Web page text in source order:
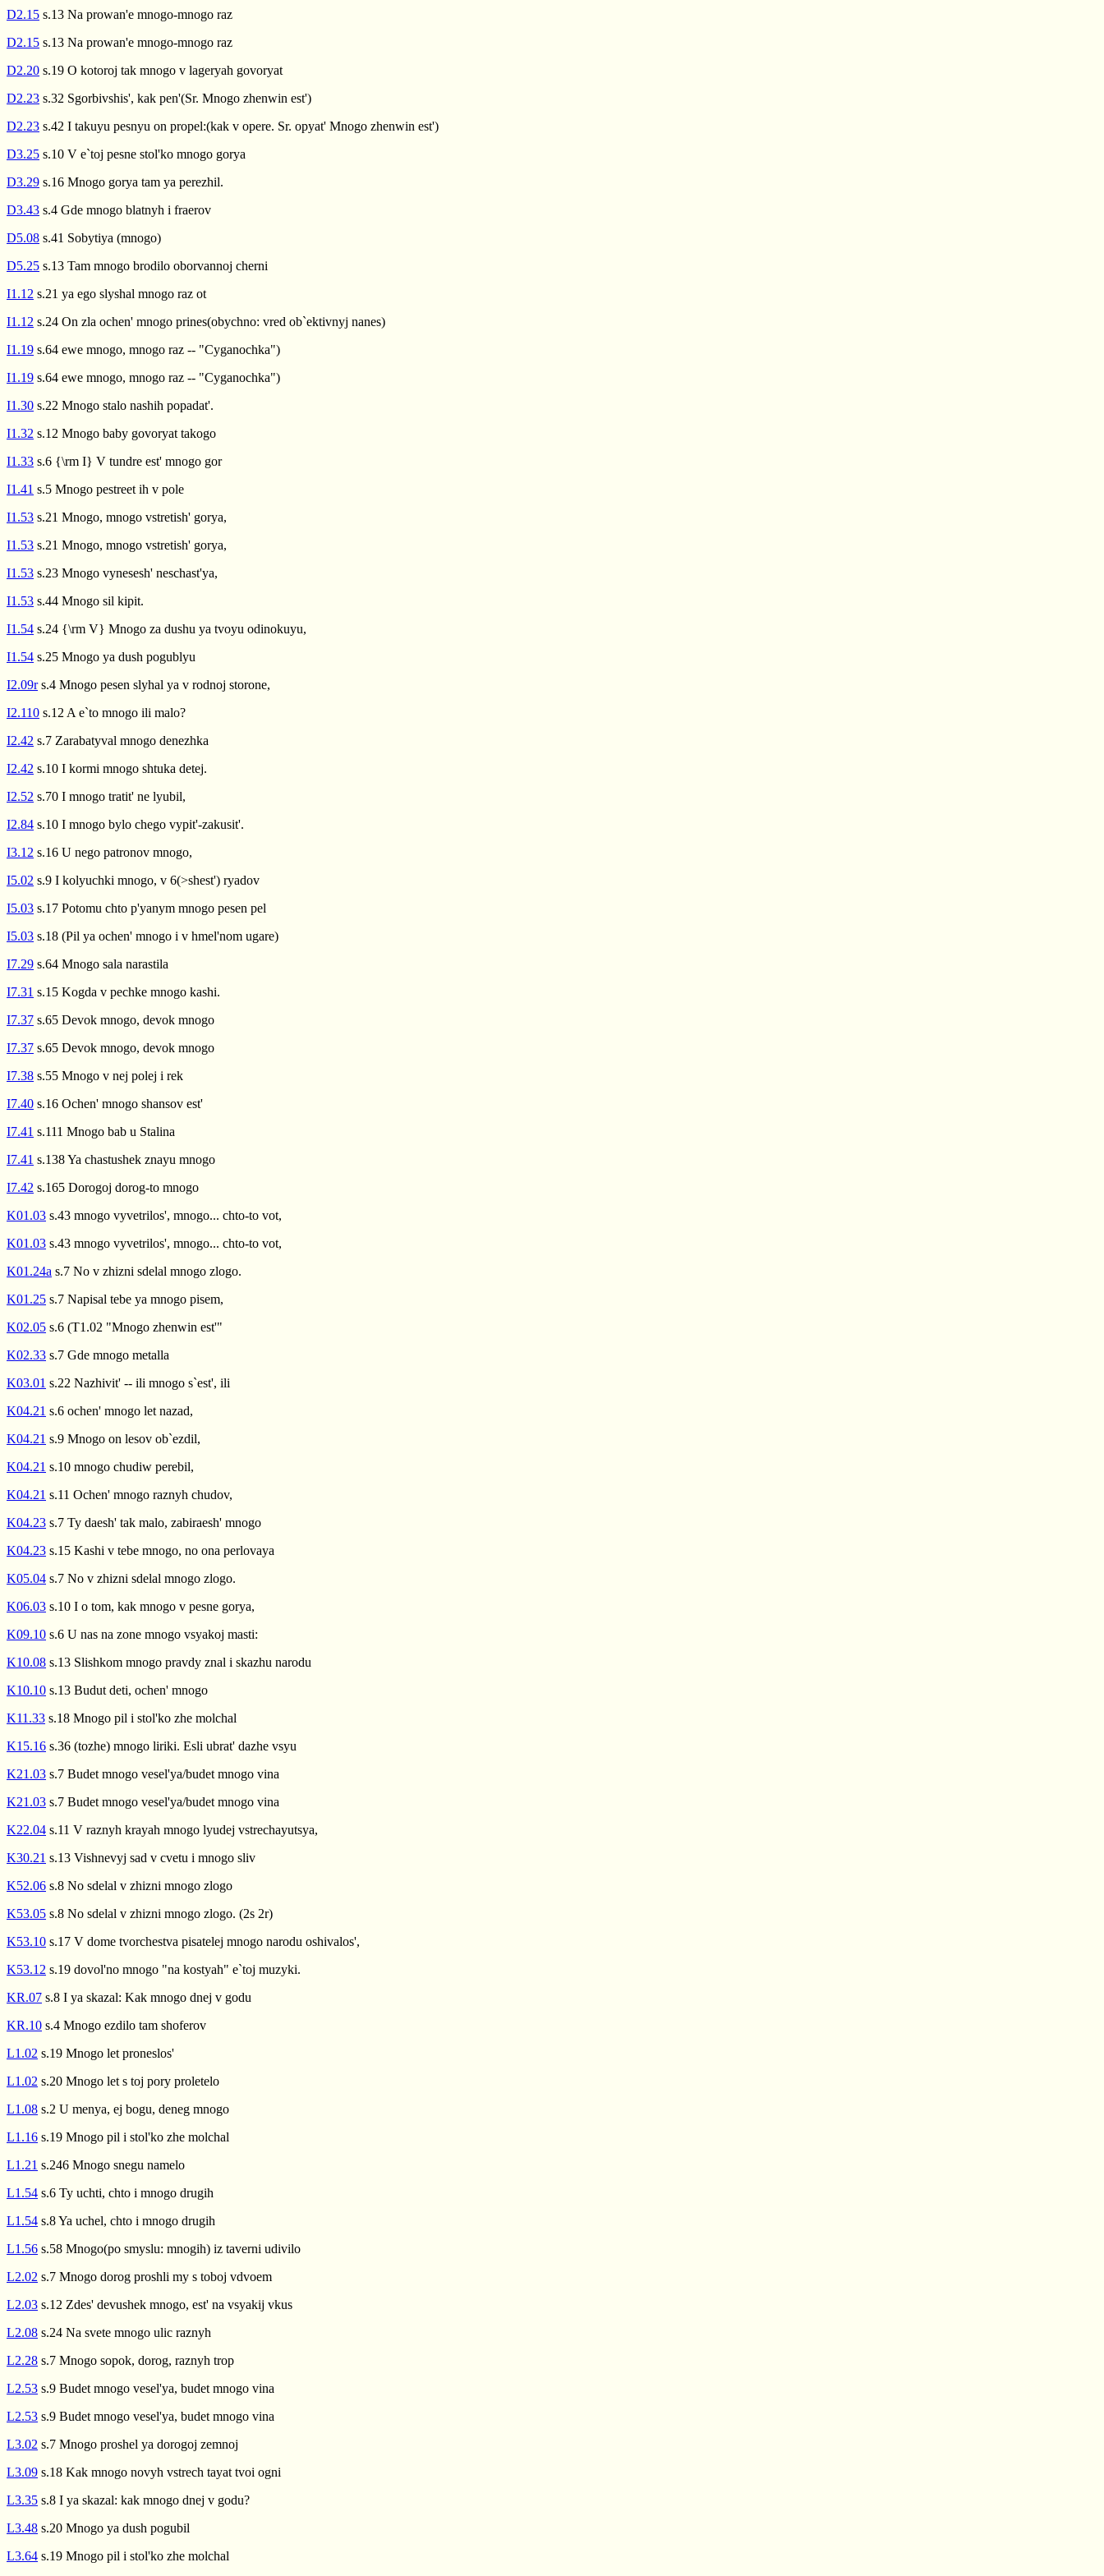
D2.15 s.13 Na prowan'e mnogo-mnogo raz
D2.15 s.13 Na prowan'e mnogo-mnogo raz
D2.20 s.19 O kotoroj tak mnogo v lageryah govoryat
D2.23 s.32 Sgorbivshis', kak pen'(Sr. Mnogo zhenwin est')
D2.23 s.42 I takuyu pesnyu on propel:(kak v opere. Sr. opyat' Mnogo zhenwin est')
D3.25 s.10 V e`toj pesne stol'ko mnogo gorya
D3.29 s.16 Mnogo gorya tam ya perezhil.
D3.43 s.4 Gde mnogo blatnyh i fraerov
D5.08 s.41 Sobytiya (mnogo)
D5.25 s.13 Tam mnogo brodilo oborvannoj cherni
I1.12 s.21 ya ego slyshal mnogo raz ot
I1.12 s.24 On zla ochen' mnogo prines(obychno: vred ob`ektivnyj nanes)
I1.19 s.64 ewe mnogo, mnogo raz -- "Cyganochka")
I1.19 s.64 ewe mnogo, mnogo raz -- "Cyganochka")
I1.30 s.22 Mnogo stalo nashih popadat'.
I1.32 s.12 Mnogo baby govoryat takogo
I1.33 s.6 {\rm I} V tundre est' mnogo gor
I1.41 s.5 Mnogo pestreet ih v pole
I1.53 s.21 Mnogo, mnogo vstretish' gorya,
I1.53 s.21 Mnogo, mnogo vstretish' gorya,
I1.53 s.23 Mnogo vynesesh' neschast'ya,
I1.53 s.44 Mnogo sil kipit.
I1.54 s.24 {\rm V} Mnogo za dushu ya tvoyu odinokuyu,
I1.54 s.25 Mnogo ya dush pogublyu
I2.09rs.4 Mnogo pesen slyhal ya v rodnoj storone,
I2.110 s.12 A e`to mnogo ili malo?
I2.42 s.7 Zarabatyval mnogo denezhka
I2.42 s.10 I kormi mnogo shtuka detej.
I2.52 s.70 I mnogo tratit' ne lyubil,
I2.84 s.10 I mnogo bylo chego vypit'-zakusit'.
I3.12 s.16 U nego patronov mnogo,
I5.02 s.9 I kolyuchki mnogo, v 6(>shest') ryadov
I5.03 s.17 Potomu chto p'yanym mnogo pesen pel
I5.03 s.18 (Pil ya ochen' mnogo i v hmel'nom ugare)
I7.29 s.64 Mnogo sala narastila
I7.31 s.15 Kogda v pechke mnogo kashi.
I7.37 s.65 Devok mnogo, devok mnogo
I7.37 s.65 Devok mnogo, devok mnogo
I7.38 s.55 Mnogo v nej polej i rek
I7.40 s.16 Ochen' mnogo shansov est'
I7.41 s.111 Mnogo bab u Stalina
I7.41 s.138 Ya chastushek znayu mnogo
I7.42 s.165 Dorogoj dorog-to mnogo
K01.03 s.43 mnogo vyvetrilos', mnogo... chto-to vot,
K01.03 s.43 mnogo vyvetrilos', mnogo... chto-to vot,
K01.24a s.7 No v zhizni sdelal mnogo zlogo.
K01.25 s.7 Napisal tebe ya mnogo pisem,
K02.05 s.6 (T1.02 "Mnogo zhenwin est'"
K02.33 s.7 Gde mnogo metalla
K03.01 s.22 Nazhivit' -- ili mnogo s`est', ili
K04.21 s.6 ochen' mnogo let nazad,
K04.21 s.9 Mnogo on lesov ob`ezdil,
K04.21 s.10 mnogo chudiw perebil,
K04.21 s.11 Ochen' mnogo raznyh chudov,
K04.23 s.7 Ty daesh' tak malo, zabiraesh' mnogo
K04.23 s.15 Kashi v tebe mnogo, no ona perlovaya
K05.04 s.7 No v zhizni sdelal mnogo zlogo.
K06.03 s.10 I o tom, kak mnogo v pesne gorya,
K09.10 s.6 U nas na zone mnogo vsyakoj masti:
K10.08 s.13 Slishkom mnogo pravdy znal i skazhu narodu
K10.10 s.13 Budut deti, ochen' mnogo
K11.33 s.18 Mnogo pil i stol'ko zhe molchal
K15.16 s.36 (tozhe) mnogo liriki. Esli ubrat' dazhe vsyu
K21.03 s.7 Budet mnogo vesel'ya/budet mnogo vina
K21.03 s.7 Budet mnogo vesel'ya/budet mnogo vina
K22.04 s.11 V raznyh krayah mnogo lyudej vstrechayutsya,
K30.21 s.13 Vishnevyj sad v cvetu i mnogo sliv
K52.06 s.8 No sdelal v zhizni mnogo zlogo
K53.05 s.8 No sdelal v zhizni mnogo zlogo. (2s 2r)
K53.10 s.17 V dome tvorchestva pisatelej mnogo narodu oshivalos',
K53.12 s.19 dovol'no mnogo "na kostyah" e`toj muzyki.
KR.07 s.8 I ya skazal: Kak mnogo dnej v godu
KR.10 s.4 Mnogo ezdilo tam shoferov
L1.02 s.19 Mnogo let proneslos'
L1.02 s.20 Mnogo let s toj pory proletelo
L1.08 s.2 U menya, ej bogu, deneg mnogo
L1.16 s.19 Mnogo pil i stol'ko zhe molchal
L1.21 s.246 Mnogo snegu namelo
L1.54 s.6 Ty uchti, chto i mnogo drugih
L1.54 s.8 Ya uchel, chto i mnogo drugih
L1.56 s.58 Mnogo(po smyslu: mnogih) iz taverni udivilo
L2.02 s.7 Mnogo dorog proshli my s toboj vdvoem
L2.03 s.12 Zdes' devushek mnogo, est' na vsyakij vkus
L2.08 s.24 Na svete mnogo ulic raznyh
L2.28 s.7 Mnogo sopok, dorog, raznyh trop
L2.53 s.9 Budet mnogo vesel'ya, budet mnogo vina
L2.53 s.9 Budet mnogo vesel'ya, budet mnogo vina
L3.02 s.7 Mnogo proshel ya dorogoj zemnoj
L3.09 s.18 Kak mnogo novyh vstrech tayat tvoi ogni
L3.35 s.8 I ya skazal: kak mnogo dnej v godu?
L3.48 s.20 Mnogo ya dush pogubil
L3.64 s.19 Mnogo pil i stol'ko zhe molchal